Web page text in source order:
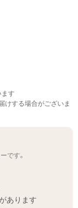
す
けする場合がございま
です。
あります